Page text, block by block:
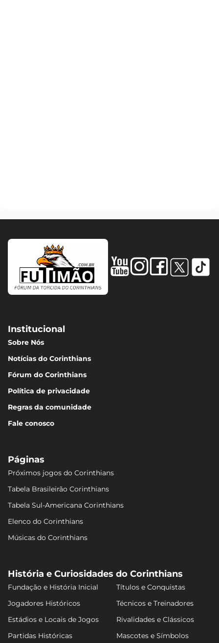
Institucional
Sobre Nós
Notícias do Corinthians
Fórum do Corinthians
Política de privacidade
Regras da comunidade
Fale conosco
Páginas
Próximos jogos do Corinthians
Tabela Brasileirão Corinthians
Tabela Sul-Americana Corinthians
Elenco do Corinthians
Músicas do Corinthians
História e Curiosidades do Corinthians
Fundação e História Inicial
Títulos e Conquistas
Jogadores Históricos
Técnicos e Treinadores
Estádios e Locais de Jogos
Rivalidades e Clássicos
Partidas Históricas
Mascotes e Símbolos